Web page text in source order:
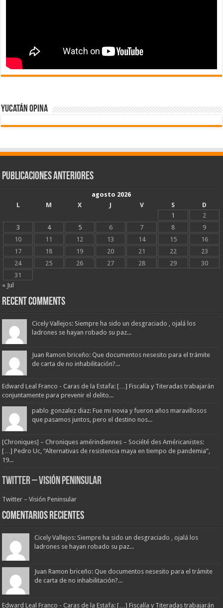
Yucatán Opina
Publicaciones Anteriores
agosto 2026
L
M X J V S
D
1
2
3
4 5 6 7 8
9
10
11 12 13 14 15
16
17
18 19 20 21 22
23
24
25 26 27 28 29
30
31
« Jul
Recent Comments
Cicely Vallejos: Siempre ha sido un desgraciado , ojalá los
ladrones se hayan robado su paz...
Juan Ramon briceño: Que documentos nesesito para el trámite
de carta de no inhabilitación?...
Edward Leal Franco - Caras de la Estafa: […] Fiscalía y Titeradas trabajarán
conjuntamente para prevenir el delito...
pablo gonzalez diaz: Fue mi novia y fueron años maravillosos
que pasamos juntos, pero el destino nos...
[Chroniques] – Chroniques amérindiennes – Société des Américanistes:
[…] Pedro Uc, “Alternativas de resistencia maya en tiempo de pandemia”,
19...
Twitter – Visión Peninsular
Twitter – Visión Peninsular
Comentarios Recientes
Cicely Vallejos: Siempre ha sido un desgraciado , ojalá los
ladrones se hayan robado su paz...
Juan Ramon briceño: Que documentos nesesito para el trámite
de carta de no inhabilitación?...
Edward Leal Franco - Caras de la Estafa: […] Fiscalía y Titeradas trabajarán